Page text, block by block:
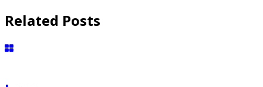
Related Posts